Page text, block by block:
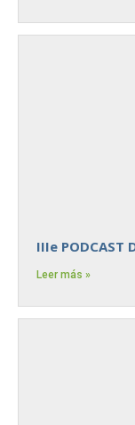
IIIe PODCAST
Leer más »